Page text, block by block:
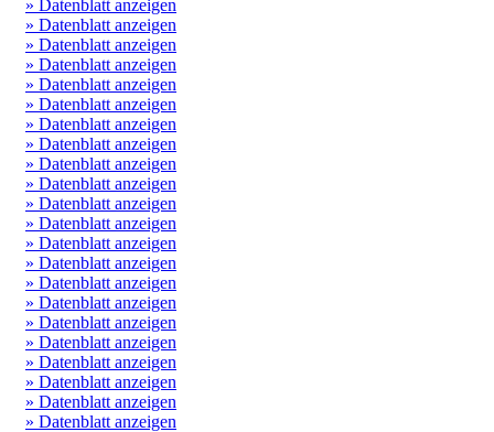
» Datenblatt anzeigen
» Datenblatt anzeigen
» Datenblatt anzeigen
» Datenblatt anzeigen
» Datenblatt anzeigen
» Datenblatt anzeigen
» Datenblatt anzeigen
» Datenblatt anzeigen
» Datenblatt anzeigen
» Datenblatt anzeigen
» Datenblatt anzeigen
» Datenblatt anzeigen
» Datenblatt anzeigen
» Datenblatt anzeigen
» Datenblatt anzeigen
» Datenblatt anzeigen
» Datenblatt anzeigen
» Datenblatt anzeigen
» Datenblatt anzeigen
» Datenblatt anzeigen
» Datenblatt anzeigen
» Datenblatt anzeigen